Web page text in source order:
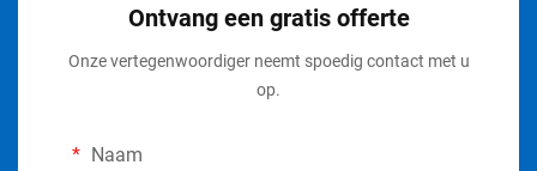
Ontvang een gratis offerte
Onze vertegenwoordiger neemt spoedig contact met u
op.
Naam